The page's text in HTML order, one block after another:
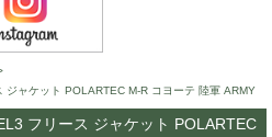
ャケット POLARTEC M-R コヨーテ 陸軍 ARMY
フリース ジャケット POLARTEC